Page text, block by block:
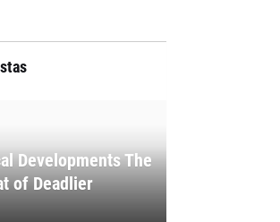
Developments The
of Deadlier